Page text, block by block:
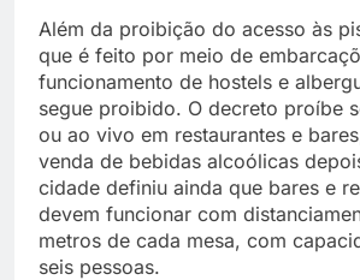
Além da proibição do acesso às
que é feito por meio de
funcionamento de hostels e
segue proibido. O decreto proíbe
ou ao vivo em restaurantes e
venda de bebidas alcoólicas
cidade definiu ainda que bares e
devem funcionar com
metros de cada mesa, com
seis pessoas.